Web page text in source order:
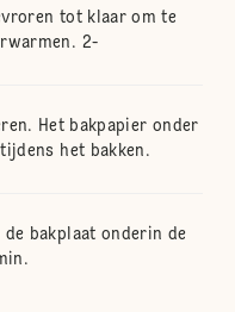
tot klaar om te
2-
Het bakpapier onder
het bakken.
de bakplaat onderin de